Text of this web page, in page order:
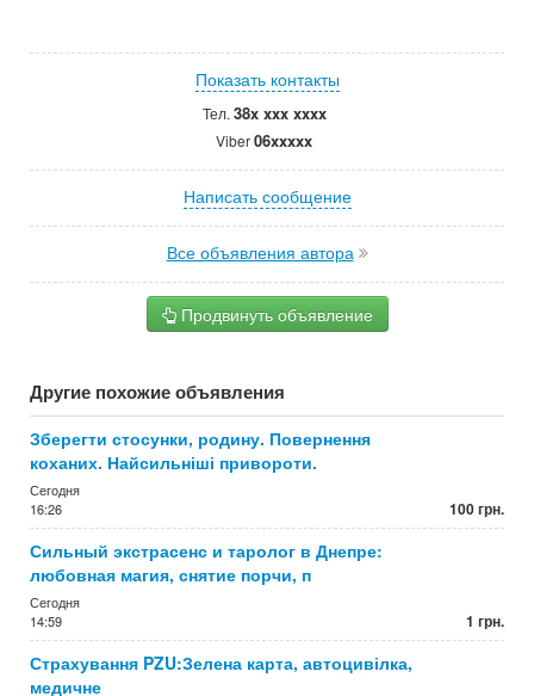
Показать контакты
Тел. 38x xxx xxxx
Viber06xxxxx
Написать сообщение
Все объявления автора
Продвинуть объявление
Другие похожие объявления
Зберегти стосунки, родину. Повернення
коханих. Найсильніші привороти.
Сегодня
16:26
100 грн.
Сильный экстрасенс и таролог в Днепре:
любовная магия, снятие порчи, п
Сегодня
14:59
1 грн.
Страхування PZU:Зелена карта, автоцивілка,
медичне